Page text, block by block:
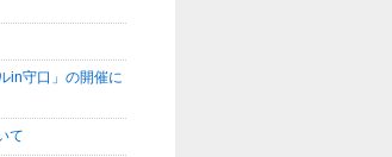
in守口」の開催に
て